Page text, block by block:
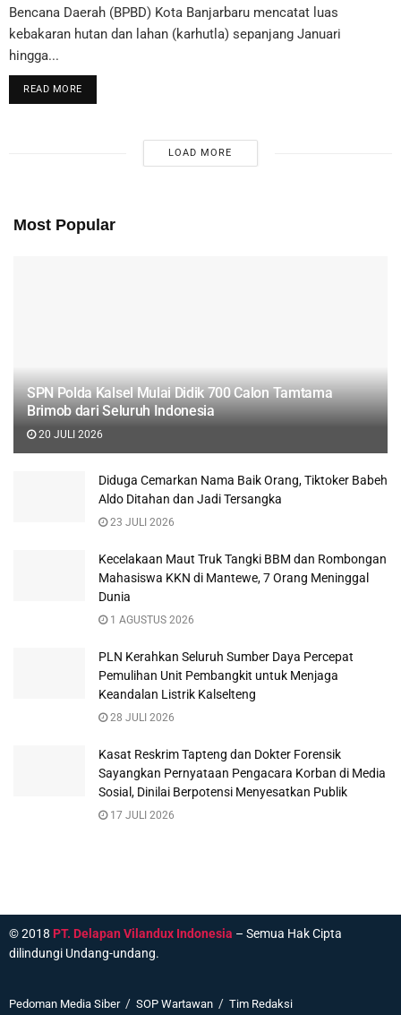
Bencana Daerah (BPBD) Kota Banjarbaru mencatat luas
kebakaran hutan dan lahan (karhutla) sepanjang Januari
hingga...
READ MORE
LOAD MORE
Most Popular
SPN Polda Kalsel Mulai Didik 700 Calon Tamtama
Brimob dari Seluruh Indonesia
20 JULI 2026
Diduga Cemarkan Nama Baik Orang, Tiktoker Babeh
Aldo Ditahan dan Jadi Tersangka
23 JULI 2026
Kecelakaan Maut Truk Tangki BBM dan Rombongan
Mahasiswa KKN di Mantewe, 7 Orang Meninggal
Dunia
1 AGUSTUS 2026
PLN Kerahkan Seluruh Sumber Daya Percepat
Pemulihan Unit Pembangkit untuk Menjaga
Keandalan Listrik Kalselteng
28 JULI 2026
Kasat Reskrim Tapteng dan Dokter Forensik
Sayangkan Pernyataan Pengacara Korban di Media
Sosial, Dinilai Berpotensi Menyesatkan Publik
17 JULI 2026
© 2018 PT. Delapan Vilandux Indonesia – Semua Hak Cipta
dilindungi Undang-undang.
Pedoman Media Siber SOP Wartawan Tim Redaksi